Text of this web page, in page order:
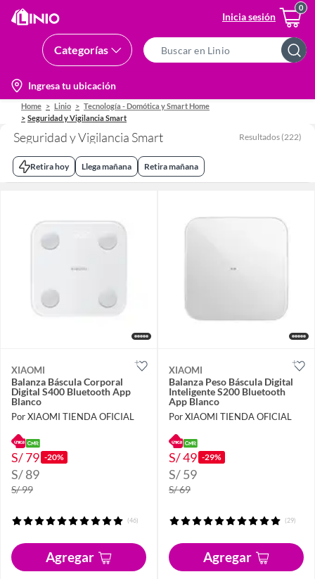
Inicia sesión
Categorías
Bar
location-
icon
Ingresa tu ubicación
Home Linio
Tecnología - Domótica y Smart Home
Seguridad y Vigilancia Smart
Seguridad y Vigilancia Smart Resultados (222)
Retira hoy Llega mañana Retira mañana
XIAOMI
Balanza Báscula Corporal
Digital S400 Bluetooth App
Blanco
Por XIAOMI TIENDA OFICIAL
S/ 79 -20%
S/ 89
S/ 99
(46)
Agregar
XIAOMI
Balanza Peso Báscula Digital
Inteligente S200 Bluetooth
App Blanco
Por XIAOMI TIENDA OFICIAL
S/ 49 -29%
S/ 59
S/ 69
(29)
Agregar